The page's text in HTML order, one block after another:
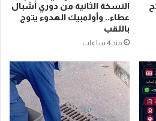
النسخة الثانية من دوري أشبال
عطاء.. وأولمبيك الهدوء يتوج
باللقب
منذ 4 ساعات